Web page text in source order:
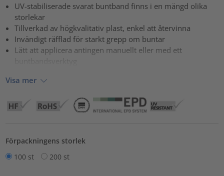
UV-stabiliserade svarat buntband finns i en mängd olika
storlekar
Tillverkad av högkvalitativ plast, enkel att återvinna
Invändigt räfflad för starkt grepp om buntar
Lätt att applicera antingen manuellt eller med ett
Visa mer
Förpackningens storlek
100 st
200 st